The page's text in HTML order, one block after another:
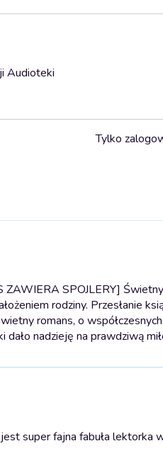
Audioteki
Tylko
SPOJLERY]
rodziny. Przesłanie
romans, o
nadzieję na prawdziwą
super fajna fabuła lektorka